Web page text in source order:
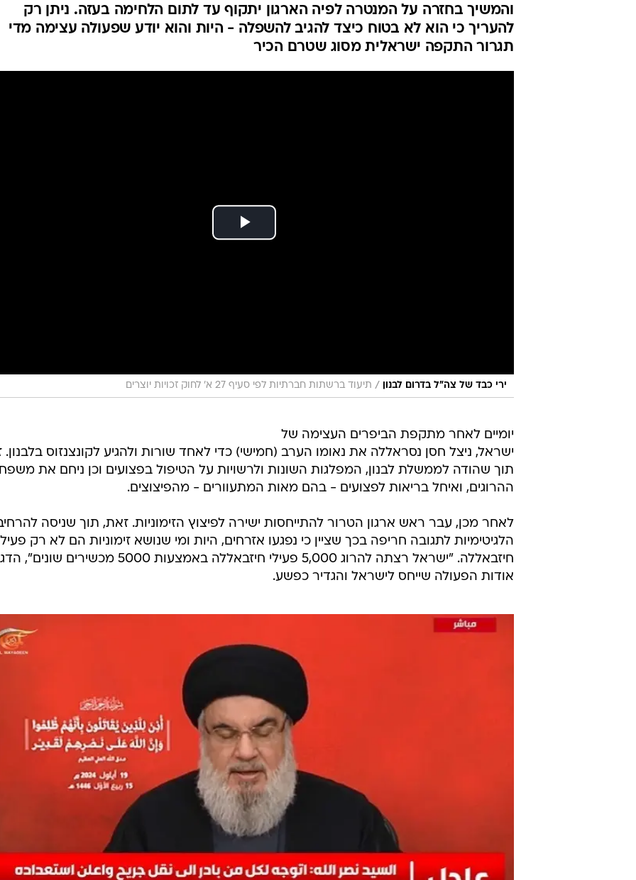
והמשיך בחזרה על המנטרה לפיה הארגון יתקוף עד לתום הלחימה בעזה. ניתן רק
להעריך כי הוא לא בטוח כיצד להגיב להשפלה - היות והוא יודע שפעולה עצימה מדי
תגרור התקפה ישראלית מסוג שטרם הכיר
ירי כבד של צה"ל בדרום לבנון / תיעוד ברשתות חברתיות לפי סעיף 27 א' לחוק זכויות יוצרים
יומיים לאחר מתקפת הביפרים העצימה של
ישראל, ניצל חסן נסראללה את נאומו הערב (חמישי) כדי לאחד שורות ולהגיע לקונצנזוס בלבנון.
תוך שהודה לממשלת לבנון, המפלגות השונות ולרשויות על הטיפול בפצועים וכן ניחם את
ההרוגים, ואיחל בריאות לפצועים - בהם מאות המתעוורים - מהפיצוצים.
לאחר מכן, עבר ראש ארגון הטרור להתייחסות ישירה לפיצוץ הזימוניות. זאת, תוך שניסה
הלגיטימיות לתגובה חריפה בכך שציין כי נפגעו אזרחים, היות ומי שנושא זימוניות הם לא רק
חיזבאללה. "ישראל רצתה להרוג 5,000 פעילי חיזבאללה באמצעות 5000 מכשירים
אודות הפעולה שייחס לישראל והגדיר כפשע.